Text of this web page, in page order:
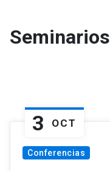
Seminarios
3 OCT
Conferencias